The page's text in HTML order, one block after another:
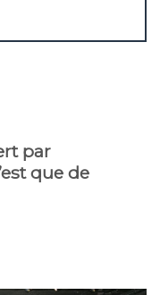
par
que de